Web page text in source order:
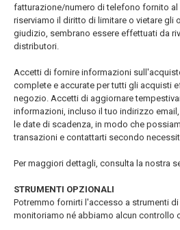
fatturazione/numero di telefono fornito al
riserviamo il diritto di limitare o vietare gli
giudizio, sembrano essere effettuati da
distributori.
Accetti di fornire informazioni
complete e accurate per tutti gli acquisti
negozio. Accetti di aggiornare
informazioni, incluso il tuo indirizzo
le date di scadenza, in modo che
transazioni e contattarti secondo
Per maggiori dettagli, consulta la nostra
STRUMENTI OPZIONALI
Potremmo fornirti l'accesso a strumenti
monitoriamo né abbiamo alcun controllo